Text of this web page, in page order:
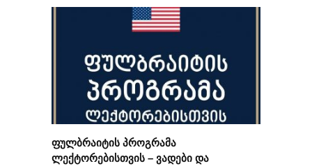
ფულბრაიტის პროგრამა
ლექტორებისთვის – ვადები და